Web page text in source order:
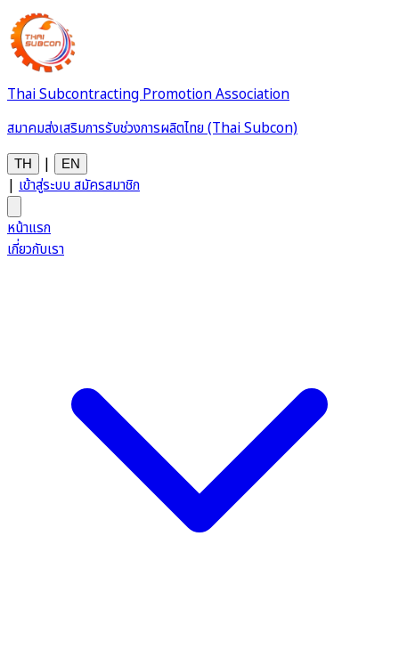
Thai Subcontracting Promotion Association
สมาคมส่งเสริมการรับช่วงการผลิตไทย (Thai Subcon)
TH | EN
| เข้าสู่ระบบสมัครสมาชิก
หน้าแรก
เกี่ยวกับเรา